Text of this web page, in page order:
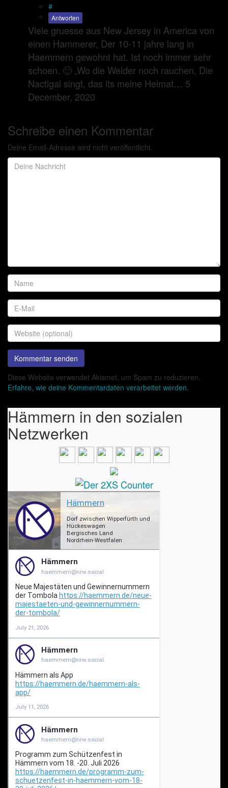
#
Antworten
Viele gruesse aus New Jersey in America von
einen Hammerer, Der 10-11 jahre lang in
Haemmern gewohnt hat. Ist noch immer sehr
schoen. 🙂 „Wo die Welder noch rauchen, Die
Nactigal singt, das its meine Heimat… 5
December, 2020
Schreibe einen Kommentar
Deine Email-Adresse wird nicht veröffentlicht.
Diese Website verwendet Akismet, um Spam zu reduzieren.
Erfahre, wie deine Kommentardaten verarbeitet werden.
Hämmern in den sozialen
Netzwerken